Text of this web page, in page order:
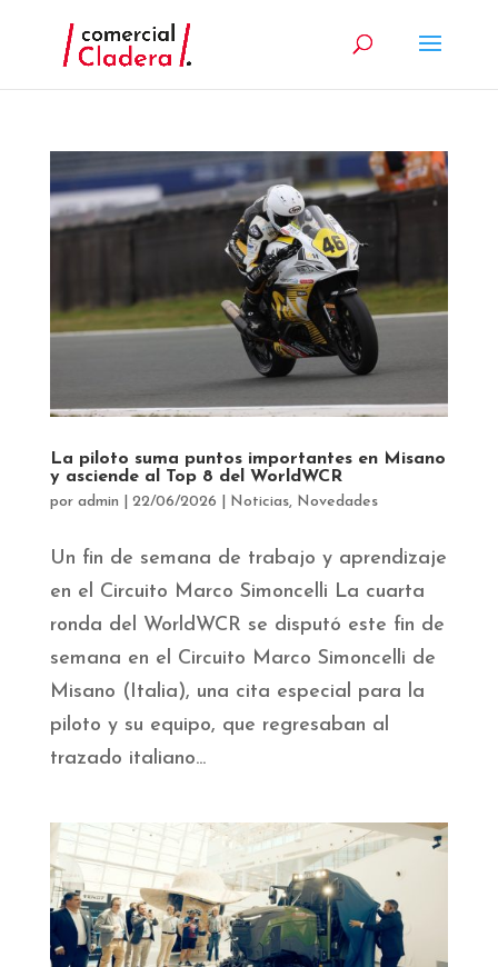
La piloto suma puntos importantes en Misano
y asciende al Top 8 del WorldWCR
por admin 22/06/2026 Noticias, Novedades
Un fin de semana de trabajo y aprendizaje
en el Circuito Marco Simoncelli La cuarta
ronda del WorldWCR se disputó este fin de
semana en el Circuito Marco Simoncelli de
Misano (Italia), una cita especial para la
piloto y su equipo, que regresaban al
trazado italiano...